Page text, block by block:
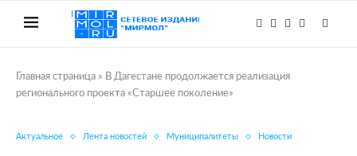
Главная страница » В Дагестане продолжается реализация
регионального проекта «Старшее поколение»
Актуальное Лента новостей Муниципалитеты Новости